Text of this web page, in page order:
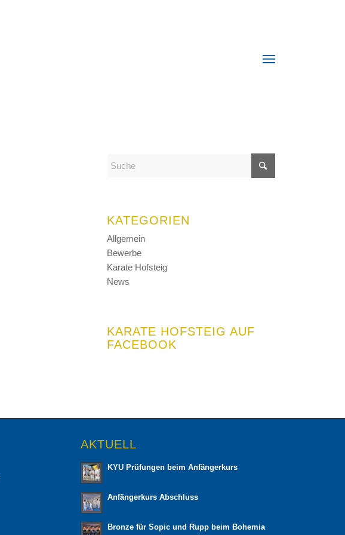
KATEGORIEN
Allgemein
Bewerbe
Karate Hofsteig
News
KARATE HOFSTEIG AUF
FACEBOOK
AKTUELL
KYU Prüfungen beim Anfängerkurs
Anfängerkurs Abschluss
Bronze für Sopic und Rupp beim Bohemia